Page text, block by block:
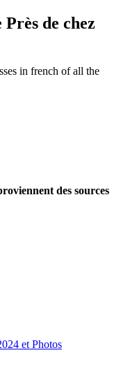
de chez
in french of all the
des sources
et Photos